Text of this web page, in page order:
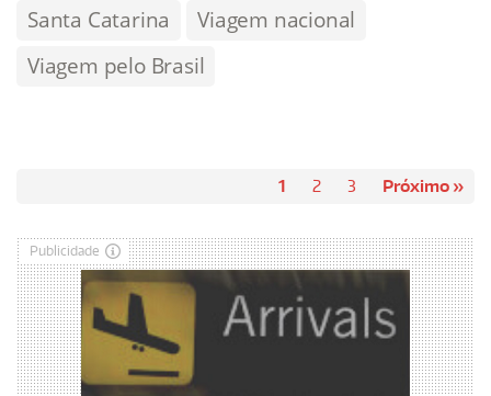
Santa Catarina
Viagem nacional
Viagem pelo Brasil
1 2 3 Próximo »
Publicidade